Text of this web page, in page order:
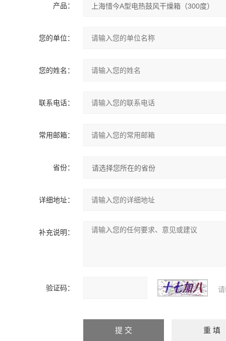
产品：
您的单位：
您的姓名：
联系电话：
常用邮箱：
省份：
详细地址：
补充说明：
验证码：